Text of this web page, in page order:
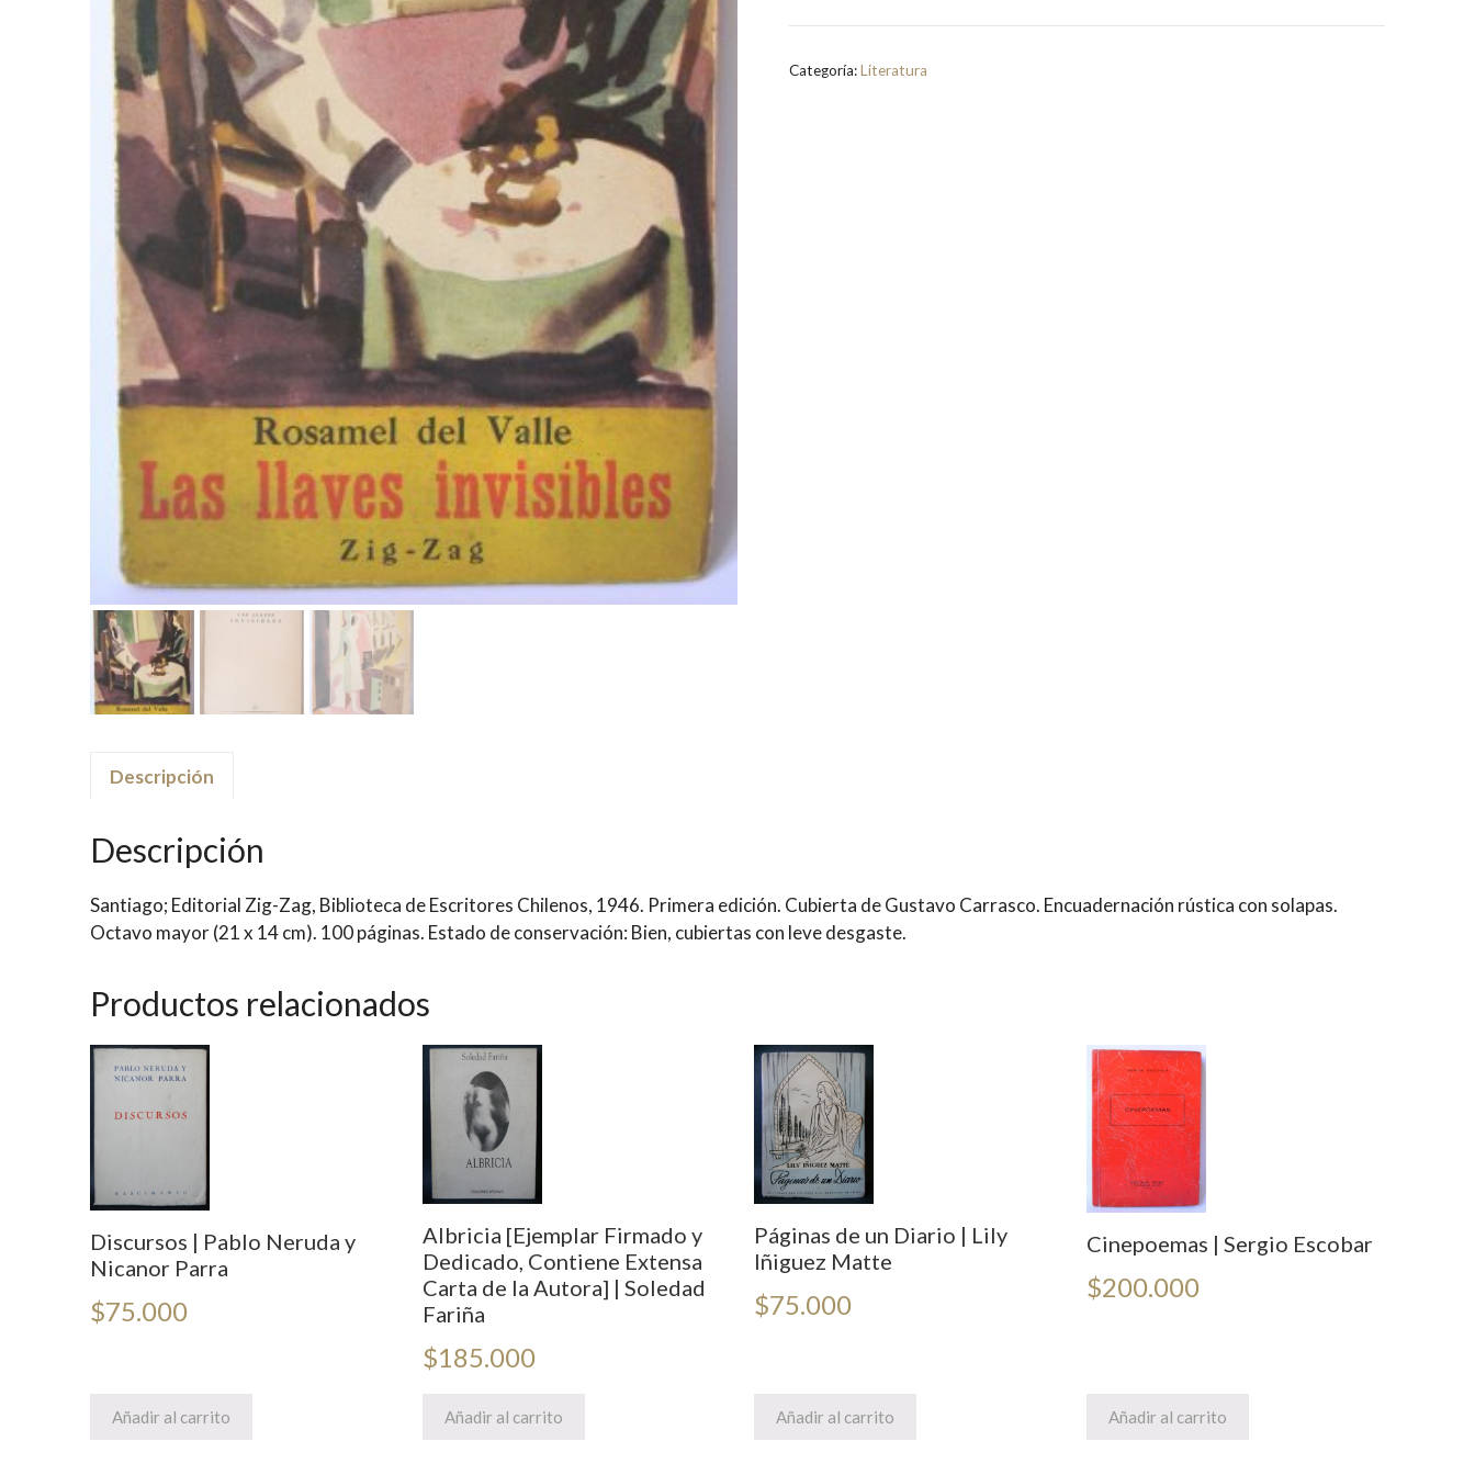
Invisibles
Rosamel
Categoría:Literatura
Descripción
Descripción
Santiago; Editorial Zig-Zag, Biblioteca de Escritores Chilenos, 1946. Primera edición. Cubierta de Gustavo Carrasco. Encuadernación rústica con solapas.
Octavo mayor (21 x 14 cm). 100 páginas. Estado de conservación: Bien, cubiertas con leve desgaste.
Productos relacionados
Discursos | Pablo Neruda y
Nicanor Parra
$75.000
Añadir al carrito
Albricia [Ejemplar Firmado y
Dedicado, Contiene Extensa
Carta de la Autora] | Soledad
Fariña
$185.000
Añadir al carrito
Páginas de un Diario | Lily
Iñiguez Matte
$75.000
Añadir al carrito
Cinepoemas | Sergio Escobar
$200.000
Añadir al carrito